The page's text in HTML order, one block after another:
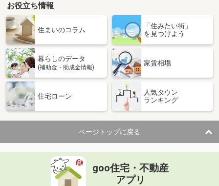
お役立ち情報
住まいのコラム
「住みたい街」
を見つけよう
暮らしのデータ
(補助金・助成金情報)
家賃相場
住宅ローン
人気タウン
ランキング
ページトップに戻る
goo住宅・不動産
アプリ